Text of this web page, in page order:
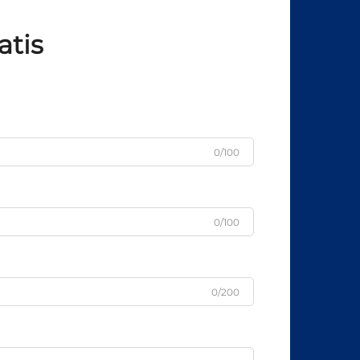
0/100
0/100
0/200